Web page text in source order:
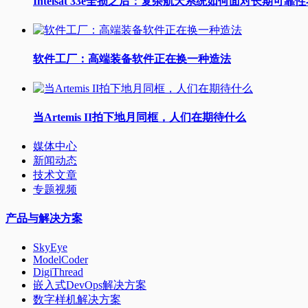
软件工厂：高端装备软件正在换一种造法
当Artemis II拍下地月同框，人们在期待什么
媒体中心
新闻动态
技术文章
专题视频
产品与解决方案
SkyEye
ModelCoder
DigiThread
嵌入式DevOps解决方案
数字样机解决方案